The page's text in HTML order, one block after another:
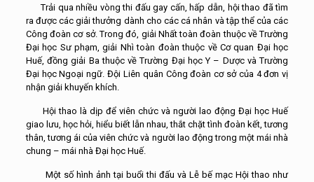
Trải qua nhiều vòng thi đấu gay cấn, hấp dẫn, hội thao đã tìm
ra được các giải thưởng dành cho các cá nhân và tập thể của các
Công đoàn cơ sở. Trong đó, giải Nhất toàn đoàn thuộc về Trường
Đại học Sư phạm, giải Nhì toàn đoàn thuộc về Cơ quan Đại học
Huế, đồng giải Ba thuộc về Trường Đại học Y – Dược và Trường
Đại học Ngoại ngữ. Đội Liên quân Công đoàn cơ sở của 4 đơn vị
nhận giải khuyến khích.
Hội thao là dịp để viên chức và người lao động Đại học Huế
giao lưu, học hỏi, hiểu biết lẫn nhau, thắt chặt tình đoàn kết, tương
thân, tương ái của viên chức và người lao động trong một mái nhà
chung – mái nhà Đại học Huế.
Một số hình ảnh tại buổi thi đấu và Lễ bế mạc Hội thao như